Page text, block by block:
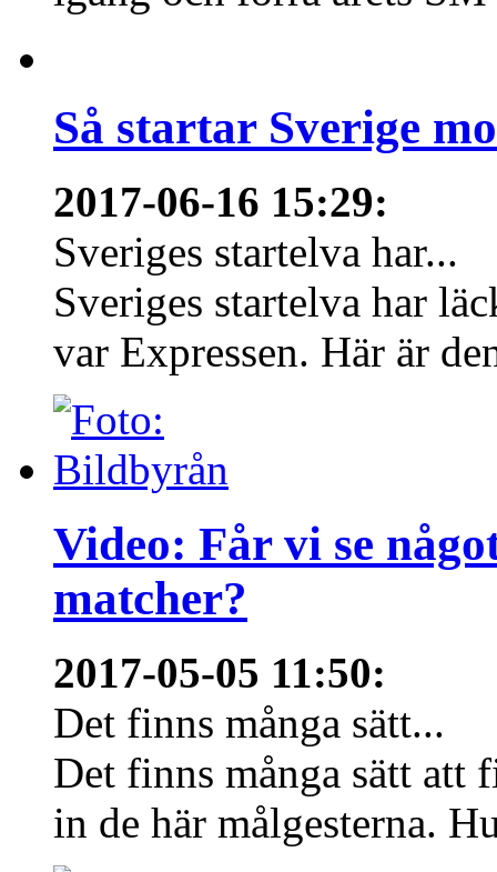
Så startar Sverige
2017-06-16 15:29:
Sveriges startelva har...
Sveriges startelva har
var Expressen. Här är
Video: Får vi se
matcher?
2017-05-05 11:50:
Det finns många sätt...
Det finns många sätt att
in de här målgesterna.